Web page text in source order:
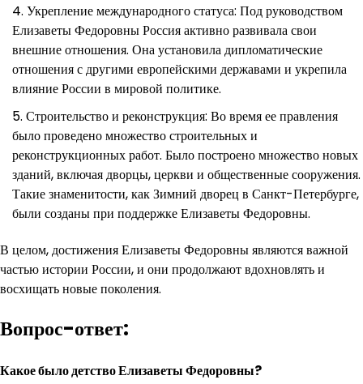
Укрепление международного статуса: Под руководством
Елизаветы Федоровны Россия активно развивала свои
внешние отношения. Она установила дипломатические
отношения с другими европейскими державами и укрепила
влияние России в мировой политике.
Строительство и реконструкция: Во время ее правления
было проведено множество строительных и
реконструкционных работ. Было построено множество новых
зданий, включая дворцы, церкви и общественные сооружения.
Такие знаменитости, как Зимний дворец в Санкт-Петербурге,
были созданы при поддержке Елизаветы Федоровны.
В целом, достижения Елизаветы Федоровны являются важной
частью истории России, и они продолжают вдохновлять и
восхищать новые поколения.
Вопрос-ответ:
Какое было детство Елизаветы Федоровны?